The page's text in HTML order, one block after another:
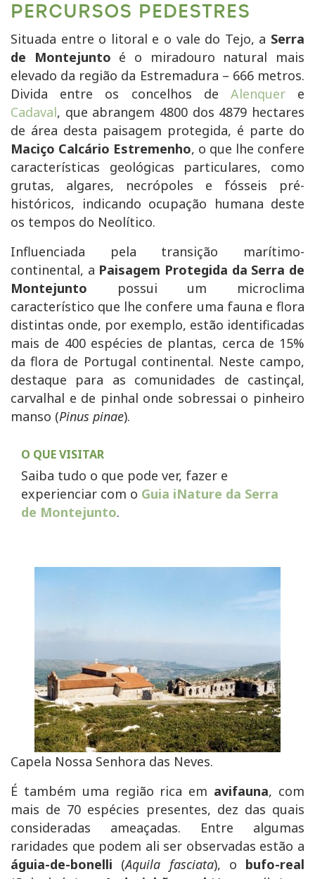
PERCURSOS PEDESTRES
Situada entre o litoral e o vale do Tejo, a Serra
de Montejunto é o miradouro natural mais
elevado da região da Estremadura – 666 metros.
Divida entre os concelhos de Alenquere
Cadaval, que abrangem 4800 dos 4879 hectares
de área desta paisagem protegida, é parte do
Maciço Calcário Estremenho, o que lhe confere
características geológicas particulares, como
grutas, algares, necrópoles e fósseis pré-
históricos, indicando ocupação humana deste
os tempos do Neolítico.
Influenciada pela transição marítimo-
continental, a Paisagem Protegida da Serra de
Montejunto possui um microclima
característico que lhe confere uma fauna e flora
distintas onde, por exemplo, estão identificadas
mais de 400 espécies de plantas, cerca de 15%
da flora de Portugal continental. Neste campo,
destaque para as comunidades de castinçal,
carvalhal e de pinhal onde sobressai o pinheiro
manso (Pinus pinae).
O QUE VISITAR
Saiba tudo o que pode ver, fazer e
experienciar com o Guia iNature da Serra
de Montejunto.
Capela Nossa Senhora das Neves.
É também uma região rica em avifauna, com
mais de 70 espécies presentes, dez das quais
consideradas ameaçadas. Entre algumas
raridades que podem ali ser observadas estão a
águia-de-bonelli (Aquila fasciata), o bufo-real